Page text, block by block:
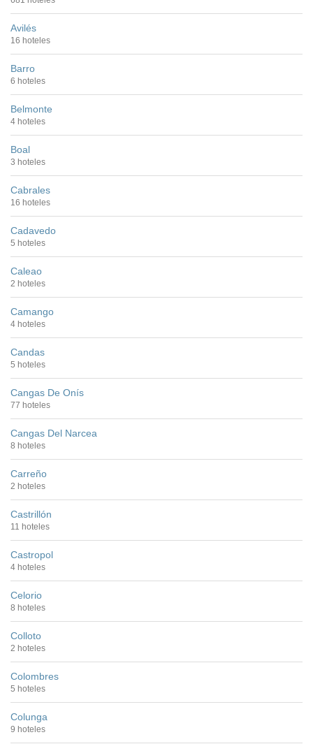
Avilés
16 hoteles
Barro
6 hoteles
Belmonte
4 hoteles
Boal
3 hoteles
Cabrales
16 hoteles
Cadavedo
5 hoteles
Caleao
2 hoteles
Camango
4 hoteles
Candas
5 hoteles
Cangas De Onís
77 hoteles
Cangas Del Narcea
8 hoteles
Carreño
2 hoteles
Castrillón
11 hoteles
Castropol
4 hoteles
Celorio
8 hoteles
Colloto
2 hoteles
Colombres
5 hoteles
Colunga
9 hoteles